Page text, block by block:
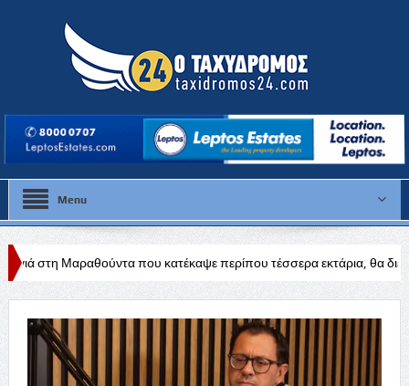
Menu
που κατέκαψε περίπου τέσσερα εκτάρια, θα διερευνηθούν τα αίτια